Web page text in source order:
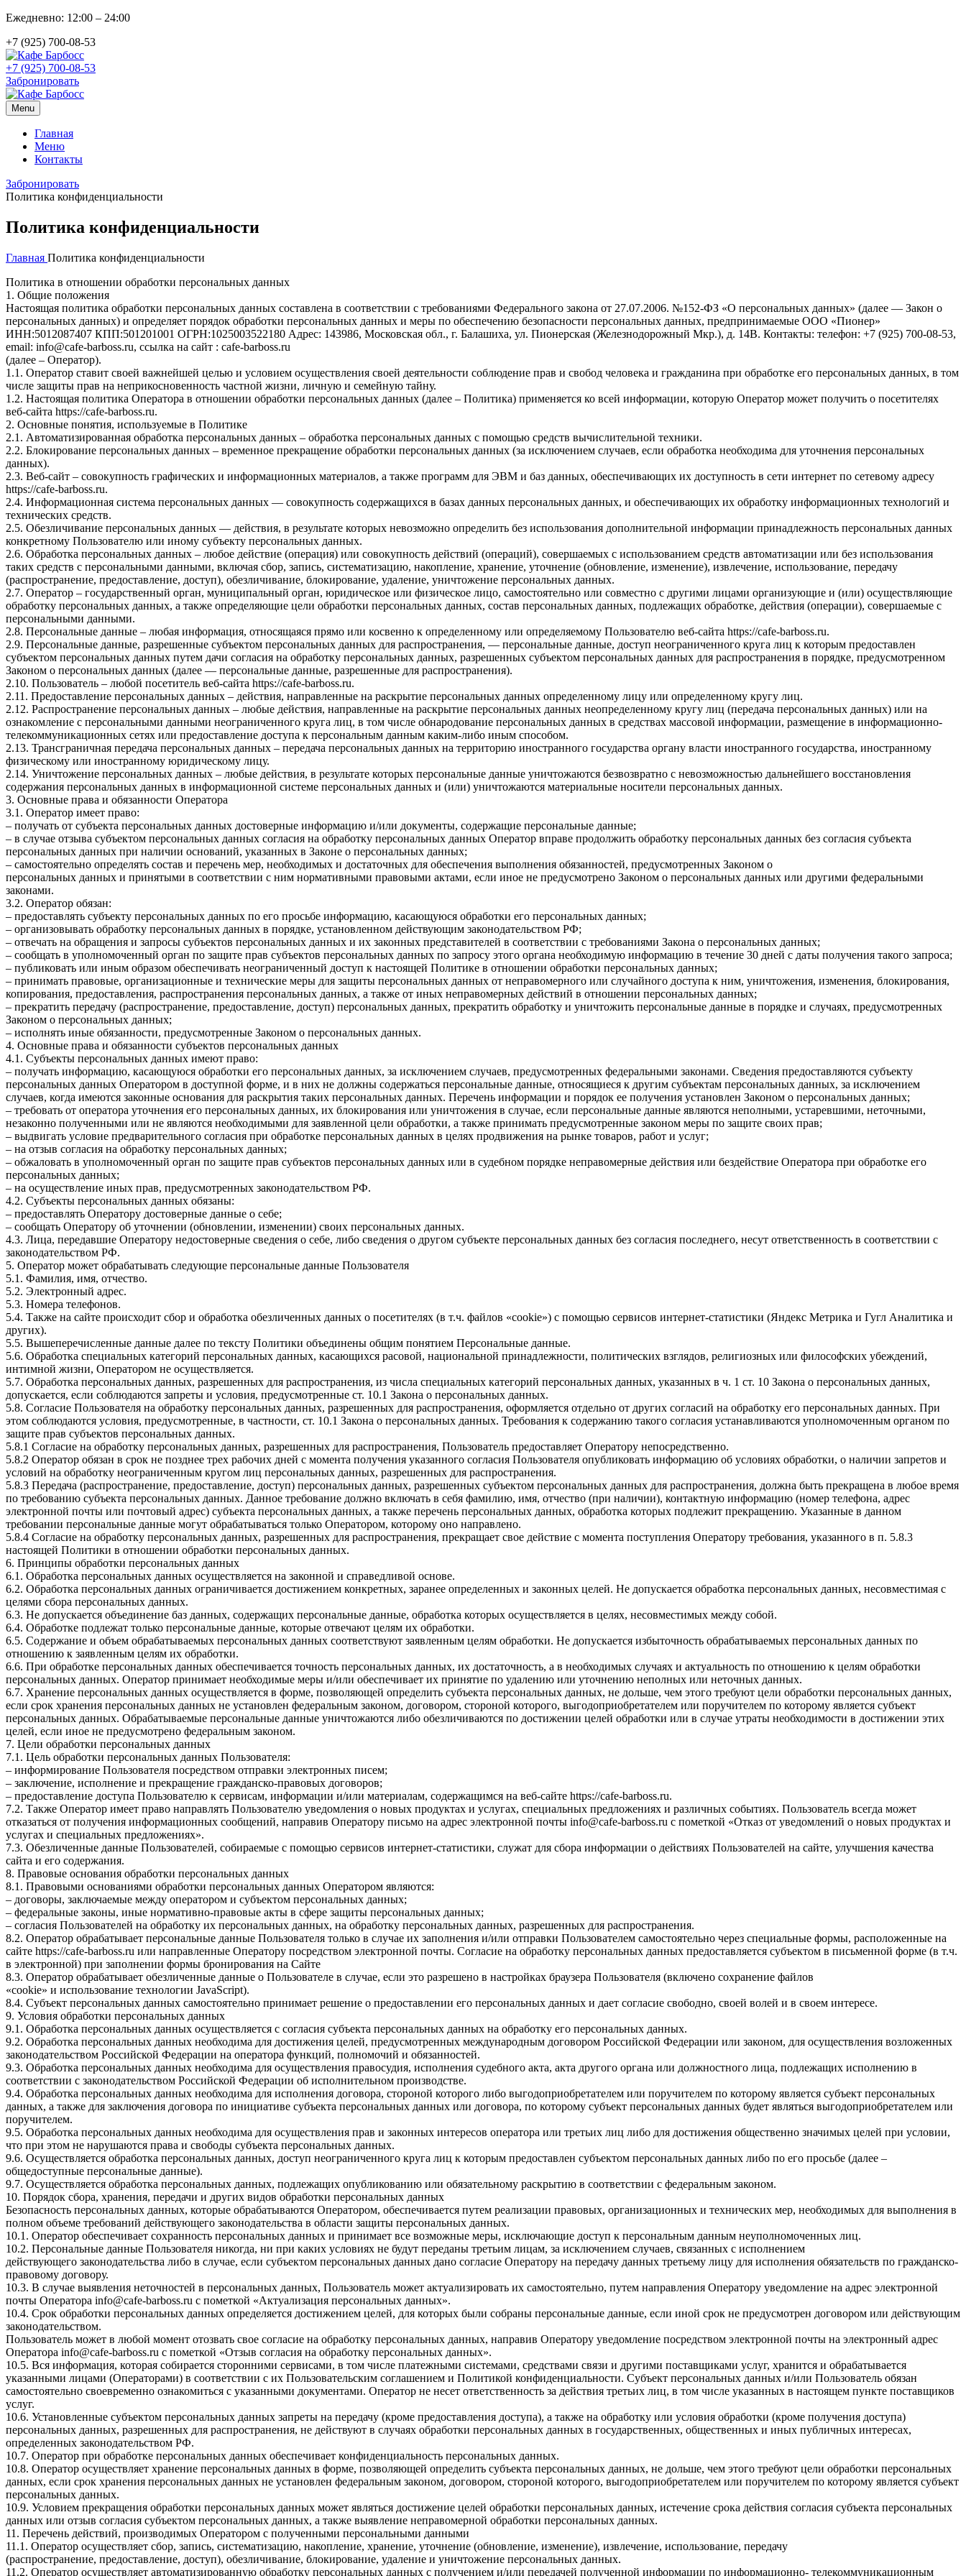
Ежедневно: 12:00 – 24:00
+7 (925) 700-08-53
+7 (925) 700-08-53
Забронировать
Menu
Главная
Меню
Контакты
Забронировать
Политика конфиденциальности
Политика конфиденциальности
Главная Политика конфиденциальности
Политика в отношении обработки персональных данных
1. Общие положения
Настоящая политика обработки персональных данных составлена в соответствии с требованиями Федерального закона от 27.07.2006. №152-ФЗ «О персональных данных» (далее — Закон о
персональных данных) и определяет порядок обработки персональных данных и меры по обеспечению безопасности персональных данных, предпринимаемые ООО «Пионер»
ИНН:5012087407 КПП:501201001 ОГРН:1025003522180 Адрес: 143986, Московская обл., г. Балашиха, ул. Пионерская (Железнодорожный Мкр.), д. 14В. Контакты: телефон: +7 (925) 700-08-53,
email: info@cafe-barboss.ru, ссылка на сайт : cafe-barboss.ru
(далее – Оператор).
1.1. Оператор ставит своей важнейшей целью и условием осуществления своей деятельности соблюдение прав и свобод человека и гражданина при обработке его персональных данных, в том
числе защиты прав на неприкосновенность частной жизни, личную и семейную тайну.
1.2. Настоящая политика Оператора в отношении обработки персональных данных (далее – Политика) применяется ко всей информации, которую Оператор может получить о посетителях
веб-сайта https://cafe-barboss.ru.
2. Основные понятия, используемые в Политике
2.1. Автоматизированная обработка персональных данных – обработка персональных данных с помощью средств вычислительной техники.
2.2. Блокирование персональных данных – временное прекращение обработки персональных данных (за исключением случаев, если обработка необходима для уточнения персональных
данных).
2.3. Веб-сайт – совокупность графических и информационных материалов, а также программ для ЭВМ и баз данных, обеспечивающих их доступность в сети интернет по сетевому адресу
https://cafe-barboss.ru.
2.4. Информационная система персональных данных — совокупность содержащихся в базах данных персональных данных, и обеспечивающих их обработку информационных технологий и
технических средств.
2.5. Обезличивание персональных данных — действия, в результате которых невозможно определить без использования дополнительной информации принадлежность персональных данных
конкретному Пользователю или иному субъекту персональных данных.
2.6. Обработка персональных данных – любое действие (операция) или совокупность действий (операций), совершаемых с использованием средств автоматизации или без использования
таких средств с персональными данными, включая сбор, запись, систематизацию, накопление, хранение, уточнение (обновление, изменение), извлечение, использование, передачу
(распространение, предоставление, доступ), обезличивание, блокирование, удаление, уничтожение персональных данных.
2.7. Оператор – государственный орган, муниципальный орган, юридическое или физическое лицо, самостоятельно или совместно с другими лицами организующие и (или) осуществляющие
обработку персональных данных, а также определяющие цели обработки персональных данных, состав персональных данных, подлежащих обработке, действия (операции), совершаемые с
персональными данными.
2.8. Персональные данные – любая информация, относящаяся прямо или косвенно к определенному или определяемому Пользователю веб-сайта https://cafe-barboss.ru.
2.9. Персональные данные, разрешенные субъектом персональных данных для распространения, — персональные данные, доступ неограниченного круга лиц к которым предоставлен
субъектом персональных данных путем дачи согласия на обработку персональных данных, разрешенных субъектом персональных данных для распространения в порядке, предусмотренном
Законом о персональных данных (далее — персональные данные, разрешенные для распространения).
2.10. Пользователь – любой посетитель веб-сайта https://cafe-barboss.ru.
2.11. Предоставление персональных данных – действия, направленные на раскрытие персональных данных определенному лицу или определенному кругу лиц.
2.12. Распространение персональных данных – любые действия, направленные на раскрытие персональных данных неопределенному кругу лиц (передача персональных данных) или на
ознакомление с персональными данными неограниченного круга лиц, в том числе обнародование персональных данных в средствах массовой информации, размещение в информационно-
телекоммуникационных сетях или предоставление доступа к персональным данным каким-либо иным способом.
2.13. Трансграничная передача персональных данных – передача персональных данных на территорию иностранного государства органу власти иностранного государства, иностранному
физическому или иностранному юридическому лицу.
2.14. Уничтожение персональных данных – любые действия, в результате которых персональные данные уничтожаются безвозвратно с невозможностью дальнейшего восстановления
содержания персональных данных в информационной системе персональных данных и (или) уничтожаются материальные носители персональных данных.
3. Основные права и обязанности Оператора
3.1. Оператор имеет право:
– получать от субъекта персональных данных достоверные информацию и/или документы, содержащие персональные данные;
– в случае отзыва субъектом персональных данных согласия на обработку персональных данных Оператор вправе продолжить обработку персональных данных без согласия субъекта
персональных данных при наличии оснований, указанных в Законе о персональных данных;
– самостоятельно определять состав и перечень мер, необходимых и достаточных для обеспечения выполнения обязанностей, предусмотренных Законом о
персональных данных и принятыми в соответствии с ним нормативными правовыми актами, если иное не предусмотрено Законом о персональных данных или другими федеральными
законами.
3.2. Оператор обязан:
– предоставлять субъекту персональных данных по его просьбе информацию, касающуюся обработки его персональных данных;
– организовывать обработку персональных данных в порядке, установленном действующим законодательством РФ;
– отвечать на обращения и запросы субъектов персональных данных и их законных представителей в соответствии с требованиями Закона о персональных данных;
– сообщать в уполномоченный орган по защите прав субъектов персональных данных по запросу этого органа необходимую информацию в течение 30 дней с даты получения такого запроса;
– публиковать или иным образом обеспечивать неограниченный доступ к настоящей Политике в отношении обработки персональных данных;
– принимать правовые, организационные и технические меры для защиты персональных данных от неправомерного или случайного доступа к ним, уничтожения, изменения, блокирования,
копирования, предоставления, распространения персональных данных, а также от иных неправомерных действий в отношении персональных данных;
– прекратить передачу (распространение, предоставление, доступ) персональных данных, прекратить обработку и уничтожить персональные данные в порядке и случаях, предусмотренных
Законом о персональных данных;
– исполнять иные обязанности, предусмотренные Законом о персональных данных.
4. Основные права и обязанности субъектов персональных данных
4.1. Субъекты персональных данных имеют право:
– получать информацию, касающуюся обработки его персональных данных, за исключением случаев, предусмотренных федеральными законами. Сведения предоставляются субъекту
персональных данных Оператором в доступной форме, и в них не должны содержаться персональные данные, относящиеся к другим субъектам персональных данных, за исключением
случаев, когда имеются законные основания для раскрытия таких персональных данных. Перечень информации и порядок ее получения установлен Законом о персональных данных;
– требовать от оператора уточнения его персональных данных, их блокирования или уничтожения в случае, если персональные данные являются неполными, устаревшими, неточными,
незаконно полученными или не являются необходимыми для заявленной цели обработки, а также принимать предусмотренные законом меры по защите своих прав;
– выдвигать условие предварительного согласия при обработке персональных данных в целях продвижения на рынке товаров, работ и услуг;
– на отзыв согласия на обработку персональных данных;
– обжаловать в уполномоченный орган по защите прав субъектов персональных данных или в судебном порядке неправомерные действия или бездействие Оператора при обработке его
персональных данных;
– на осуществление иных прав, предусмотренных законодательством РФ.
4.2. Субъекты персональных данных обязаны:
– предоставлять Оператору достоверные данные о себе;
– сообщать Оператору об уточнении (обновлении, изменении) своих персональных данных.
4.3. Лица, передавшие Оператору недостоверные сведения о себе, либо сведения о другом субъекте персональных данных без согласия последнего, несут ответственность в соответствии с
законодательством РФ.
5. Оператор может обрабатывать следующие персональные данные Пользователя
5.1. Фамилия, имя, отчество.
5.2. Электронный адрес.
5.3. Номера телефонов.
5.4. Также на сайте происходит сбор и обработка обезличенных данных о посетителях (в т.ч. файлов «cookie») с помощью сервисов интернет-статистики (Яндекс Метрика и Гугл Аналитика и
других).
5.5. Вышеперечисленные данные далее по тексту Политики объединены общим понятием Персональные данные.
5.6. Обработка специальных категорий персональных данных, касающихся расовой, национальной принадлежности, политических взглядов, религиозных или философских убеждений,
интимной жизни, Оператором не осуществляется.
5.7. Обработка персональных данных, разрешенных для распространения, из числа специальных категорий персональных данных, указанных в ч. 1 ст. 10 Закона о персональных данных,
допускается, если соблюдаются запреты и условия, предусмотренные ст. 10.1 Закона о персональных данных.
5.8. Согласие Пользователя на обработку персональных данных, разрешенных для распространения, оформляется отдельно от других согласий на обработку его персональных данных. При
этом соблюдаются условия, предусмотренные, в частности, ст. 10.1 Закона о персональных данных. Требования к содержанию такого согласия устанавливаются уполномоченным органом по
защите прав субъектов персональных данных.
5.8.1 Согласие на обработку персональных данных, разрешенных для распространения, Пользователь предоставляет Оператору непосредственно.
5.8.2 Оператор обязан в срок не позднее трех рабочих дней с момента получения указанного согласия Пользователя опубликовать информацию об условиях обработки, о наличии запретов и
условий на обработку неограниченным кругом лиц персональных данных, разрешенных для распространения.
5.8.3 Передача (распространение, предоставление, доступ) персональных данных, разрешенных субъектом персональных данных для распространения, должна быть прекращена в любое время
по требованию субъекта персональных данных. Данное требование должно включать в себя фамилию, имя, отчество (при наличии), контактную информацию (номер телефона, адрес
электронной почты или почтовый адрес) субъекта персональных данных, а также перечень персональных данных, обработка которых подлежит прекращению. Указанные в данном
требовании персональные данные могут обрабатываться только Оператором, которому оно направлено.
5.8.4 Согласие на обработку персональных данных, разрешенных для распространения, прекращает свое действие с момента поступления Оператору требования, указанного в п. 5.8.3
настоящей Политики в отношении обработки персональных данных.
6. Принципы обработки персональных данных
6.1. Обработка персональных данных осуществляется на законной и справедливой основе.
6.2. Обработка персональных данных ограничивается достижением конкретных, заранее определенных и законных целей. Не допускается обработка персональных данных, несовместимая с
целями сбора персональных данных.
6.3. Не допускается объединение баз данных, содержащих персональные данные, обработка которых осуществляется в целях, несовместимых между собой.
6.4. Обработке подлежат только персональные данные, которые отвечают целям их обработки.
6.5. Содержание и объем обрабатываемых персональных данных соответствуют заявленным целям обработки. Не допускается избыточность обрабатываемых персональных данных по
отношению к заявленным целям их обработки.
6.6. При обработке персональных данных обеспечивается точность персональных данных, их достаточность, а в необходимых случаях и актуальность по отношению к целям обработки
персональных данных. Оператор принимает необходимые меры и/или обеспечивает их принятие по удалению или уточнению неполных или неточных данных.
6.7. Хранение персональных данных осуществляется в форме, позволяющей определить субъекта персональных данных, не дольше, чем этого требуют цели обработки персональных данных,
если срок хранения персональных данных не установлен федеральным законом, договором, стороной которого, выгодоприобретателем или поручителем по которому является субъект
персональных данных. Обрабатываемые персональные данные уничтожаются либо обезличиваются по достижении целей обработки или в случае утраты необходимости в достижении этих
целей, если иное не предусмотрено федеральным законом.
7. Цели обработки персональных данных
7.1. Цель обработки персональных данных Пользователя:
– информирование Пользователя посредством отправки электронных писем;
– заключение, исполнение и прекращение гражданско-правовых договоров;
– предоставление доступа Пользователю к сервисам, информации и/или материалам, содержащимся на веб-сайте https://cafe-barboss.ru.
7.2. Также Оператор имеет право направлять Пользователю уведомления о новых продуктах и услугах, специальных предложениях и различных событиях. Пользователь всегда может
отказаться от получения информационных сообщений, направив Оператору письмо на адрес электронной почты info@cafe-barboss.ru с пометкой «Отказ от уведомлений о новых продуктах и
услугах и специальных предложениях».
7.3. Обезличенные данные Пользователей, собираемые с помощью сервисов интернет-статистики, служат для сбора информации о действиях Пользователей на сайте, улучшения качества
сайта и его содержания.
8. Правовые основания обработки персональных данных
8.1. Правовыми основаниями обработки персональных данных Оператором являются:
– договоры, заключаемые между оператором и субъектом персональных данных;
– федеральные законы, иные нормативно-правовые акты в сфере защиты персональных данных;
– согласия Пользователей на обработку их персональных данных, на обработку персональных данных, разрешенных для распространения.
8.2. Оператор обрабатывает персональные данные Пользователя только в случае их заполнения и/или отправки Пользователем самостоятельно через специальные формы, расположенные на
сайте https://cafe-barboss.ru или направленные Оператору посредством электронной почты. Согласие на обработку персональных данных предоставляется субъектом в письменной форме (в т.ч.
в электронной) при заполнении формы бронирования на Сайте
8.3. Оператор обрабатывает обезличенные данные о Пользователе в случае, если это разрешено в настройках браузера Пользователя (включено сохранение файлов
«cookie» и использование технологии JavaScript).
8.4. Субъект персональных данных самостоятельно принимает решение о предоставлении его персональных данных и дает согласие свободно, своей волей и в своем интересе.
9. Условия обработки персональных данных
9.1. Обработка персональных данных осуществляется с согласия субъекта персональных данных на обработку его персональных данных.
9.2. Обработка персональных данных необходима для достижения целей, предусмотренных международным договором Российской Федерации или законом, для осуществления возложенных
законодательством Российской Федерации на оператора функций, полномочий и обязанностей.
9.3. Обработка персональных данных необходима для осуществления правосудия, исполнения судебного акта, акта другого органа или должностного лица, подлежащих исполнению в
соответствии с законодательством Российской Федерации об исполнительном производстве.
9.4. Обработка персональных данных необходима для исполнения договора, стороной которого либо выгодоприобретателем или поручителем по которому является субъект персональных
данных, а также для заключения договора по инициативе субъекта персональных данных или договора, по которому субъект персональных данных будет являться выгодоприобретателем или
поручителем.
9.5. Обработка персональных данных необходима для осуществления прав и законных интересов оператора или третьих лиц либо для достижения общественно значимых целей при условии,
что при этом не нарушаются права и свободы субъекта персональных данных.
9.6. Осуществляется обработка персональных данных, доступ неограниченного круга лиц к которым предоставлен субъектом персональных данных либо по его просьбе (далее –
общедоступные персональные данные).
9.7. Осуществляется обработка персональных данных, подлежащих опубликованию или обязательному раскрытию в соответствии с федеральным законом.
10. Порядок сбора, хранения, передачи и других видов обработки персональных данных
Безопасность персональных данных, которые обрабатываются Оператором, обеспечивается путем реализации правовых, организационных и технических мер, необходимых для выполнения в
полном объеме требований действующего законодательства в области защиты персональных данных.
10.1. Оператор обеспечивает сохранность персональных данных и принимает все возможные меры, исключающие доступ к персональным данным неуполномоченных лиц.
10.2. Персональные данные Пользователя никогда, ни при каких условиях не будут переданы третьим лицам, за исключением случаев, связанных с исполнением
действующего законодательства либо в случае, если субъектом персональных данных дано согласие Оператору на передачу данных третьему лицу для исполнения обязательств по гражданско-
правовому договору.
10.3. В случае выявления неточностей в персональных данных, Пользователь может актуализировать их самостоятельно, путем направления Оператору уведомление на адрес электронной
почты Оператора info@cafe-barboss.ru с пометкой «Актуализация персональных данных».
10.4. Срок обработки персональных данных определяется достижением целей, для которых были собраны персональные данные, если иной срок не предусмотрен договором или действующим
законодательством.
Пользователь может в любой момент отозвать свое согласие на обработку персональных данных, направив Оператору уведомление посредством электронной почты на электронный адрес
Оператора info@cafe-barboss.ru с пометкой «Отзыв согласия на обработку персональных данных».
10.5. Вся информация, которая собирается сторонними сервисами, в том числе платежными системами, средствами связи и другими поставщиками услуг, хранится и обрабатывается
указанными лицами (Операторами) в соответствии с их Пользовательским соглашением и Политикой конфиденциальности. Субъект персональных данных и/или Пользователь обязан
самостоятельно своевременно ознакомиться с указанными документами. Оператор не несет ответственность за действия третьих лиц, в том числе указанных в настоящем пункте поставщиков
услуг.
10.6. Установленные субъектом персональных данных запреты на передачу (кроме предоставления доступа), а также на обработку или условия обработки (кроме получения доступа)
персональных данных, разрешенных для распространения, не действуют в случаях обработки персональных данных в государственных, общественных и иных публичных интересах,
определенных законодательством РФ.
10.7. Оператор при обработке персональных данных обеспечивает конфиденциальность персональных данных.
10.8. Оператор осуществляет хранение персональных данных в форме, позволяющей определить субъекта персональных данных, не дольше, чем этого требуют цели обработки персональных
данных, если срок хранения персональных данных не установлен федеральным законом, договором, стороной которого, выгодоприобретателем или поручителем по которому является субъект
персональных данных.
10.9. Условием прекращения обработки персональных данных может являться достижение целей обработки персональных данных, истечение срока действия согласия субъекта персональных
данных или отзыв согласия субъектом персональных данных, а также выявление неправомерной обработки персональных данных.
11. Перечень действий, производимых Оператором с полученными персональными данными
11.1. Оператор осуществляет сбор, запись, систематизацию, накопление, хранение, уточнение (обновление, изменение), извлечение, использование, передачу
(распространение, предоставление, доступ), обезличивание, блокирование, удаление и уничтожение персональных данных.
11.2. Оператор осуществляет автоматизированную обработку персональных данных с получением и/или передачей полученной информации по информационно- телекоммуникационным